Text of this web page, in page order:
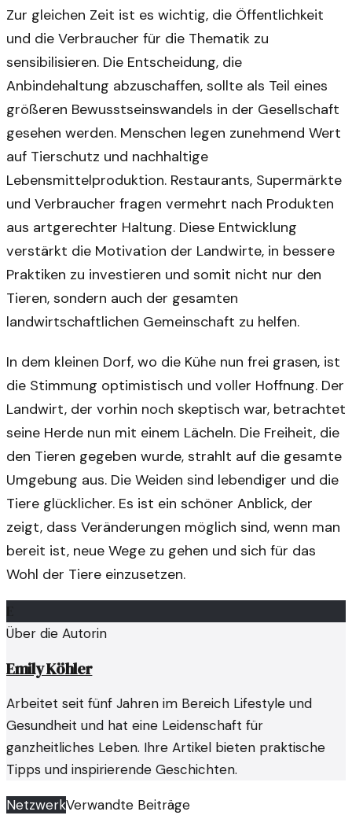
Zur gleichen Zeit ist es wichtig, die Öffentlichkeit
und die Verbraucher für die Thematik zu
sensibilisieren. Die Entscheidung, die
Anbindehaltung abzuschaffen, sollte als Teil eines
größeren Bewusstseinswandels in der Gesellschaft
gesehen werden. Menschen legen zunehmend Wert
auf Tierschutz und nachhaltige
Lebensmittelproduktion. Restaurants, Supermärkte
und Verbraucher fragen vermehrt nach Produkten
aus artgerechter Haltung. Diese Entwicklung
verstärkt die Motivation der Landwirte, in bessere
Praktiken zu investieren und somit nicht nur den
Tieren, sondern auch der gesamten
landwirtschaftlichen Gemeinschaft zu helfen.
In dem kleinen Dorf, wo die Kühe nun frei grasen, ist
die Stimmung optimistisch und voller Hoffnung. Der
Landwirt, der vorhin noch skeptisch war, betrachtet
seine Herde nun mit einem Lächeln. Die Freiheit, die
den Tieren gegeben wurde, strahlt auf die gesamte
Umgebung aus. Die Weiden sind lebendiger und die
Tiere glücklicher. Es ist ein schöner Anblick, der
zeigt, dass Veränderungen möglich sind, wenn man
bereit ist, neue Wege zu gehen und sich für das
Wohl der Tiere einzusetzen.
E
Über die Autorin
Emily Köhler
Arbeitet seit fünf Jahren im Bereich Lifestyle und
Gesundheit und hat eine Leidenschaft für
ganzheitliches Leben. Ihre Artikel bieten praktische
Tipps und inspirierende Geschichten.
NetzwerkVerwandte Beiträge